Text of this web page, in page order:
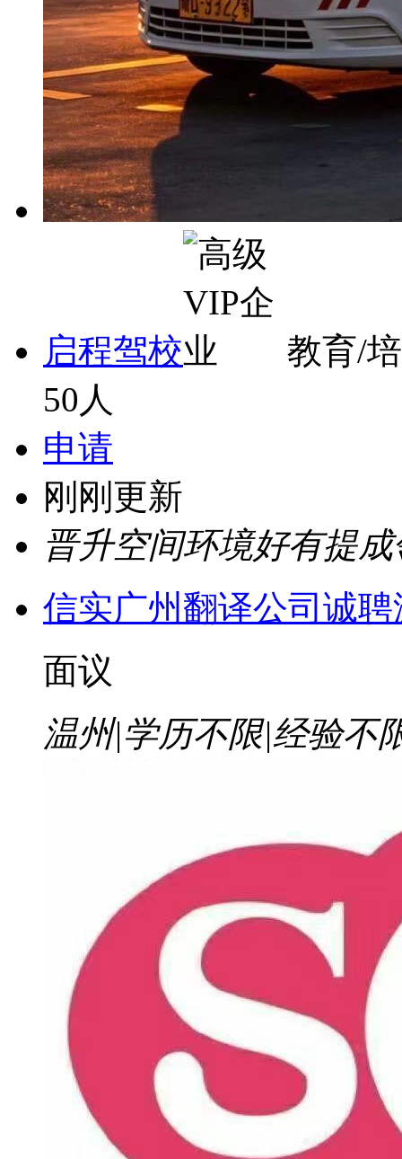
启程驾校
教育/
50人
申请
刚刚更新
晋升空间环境好有提成
信实广州翻译公司诚
面议
温州|学历不限|经验不